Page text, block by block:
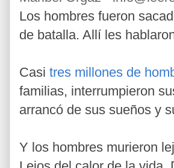
Los hombres fueron
de batalla. Allí les
Casi tres millones de
familias, interrumpieron
arrancó de sus sueños y
Y los hombres murieron